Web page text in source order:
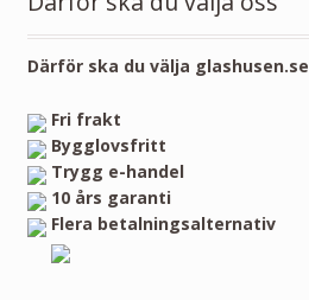
Därför ska du välja glashusen.se
Fri frakt
Bygglovsfritt
Trygg e-handel
10 års garanti
Flera betalningsalternativ